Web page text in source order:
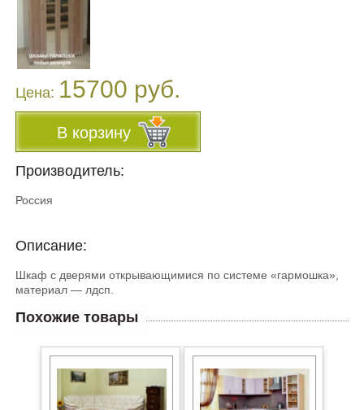
Цена: 15700 руб.
В корзину
Производитель:
Россия
Описание:
Шкаф с дверями открывающимися по системе «гармошка»,
материал — лдсп.
Похожие товары